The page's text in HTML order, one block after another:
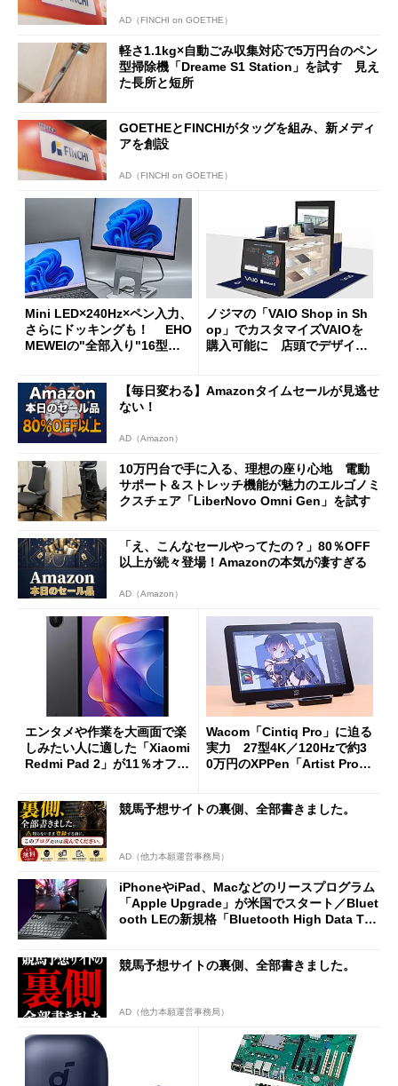
AD（FINCHI on GOETHE）
軽さ1.1kg×自動ごみ収集対応で5万円台のペン
型掃除機「Dreame S1 Station」を試す 見え
た長所と短所
GOETHEとFINCHIがタッグを組み、新メディ
アを創設
AD（FINCHI on GOETHE）
Mini LED×240Hz×ペン入力、
さらにドッキングも！ EHO
MEWEIの"全部入り"16型モ
ノジマの「VAIO Shop in Sh
op」でカスタマイズVAIOを
購入可能に 店頭でデザイン
【毎日変わる】Amazonタイムセールが見逃せ
ない！
AD（Amazon）
10万円台で手に入る、理想の座り心地 電動
サポート＆ストレッチ機能が魅力のエルゴノミ
クスチェア「LiberNovo Omni Gen」を試す
「え、こんなセールやってたの？」80％OFF
以上が続々登場！Amazonの本気が凄すぎる
AD（Amazon）
エンタメや作業を大画面で楽
しみたい人に適した「Xiaomi
Redmi Pad 2」が11％オフの
Wacom「Cintiq Pro」に迫る
実力 27型4K／120Hzで約3
0万円のXPPen「Artist Pro 2
競馬予想サイトの裏側、全部書きました。
AD（他力本願運営事務局）
iPhoneやiPad、Macなどのリースプログラム
「Apple Upgrade」が米国でスタート／Bluet
ooth LEの新規格「Bluetooth High Data Thr
競馬予想サイトの裏側、全部書きました。
AD（他力本願運営事務局）